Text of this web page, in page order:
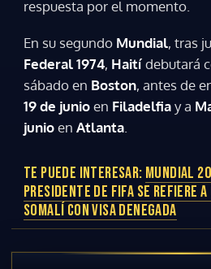
respuesta por el momento.
En su segundo Mundial, tras
Federal 1974, Haitídebutará
sábado en Boston, antes de
19 de junioen Filadelfiay a
junioen Atlanta
TE PUEDE INTERESAR: MUNDIAL
PRESIDENTE DE FIFA SE REFIERE A
SOMALÍ CON VISA DENEGADA